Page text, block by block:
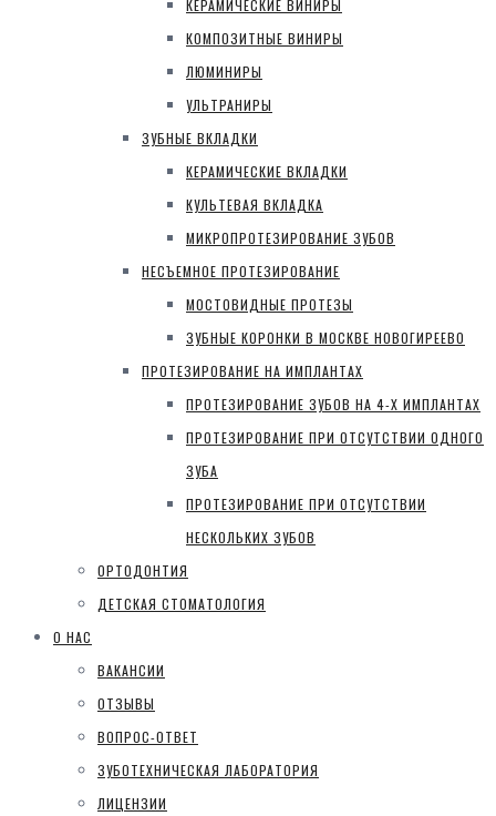
КЕРАМИЧЕСКИЕ ВИНИРЫ
КОМПОЗИТНЫЕ ВИНИРЫ
ЛЮМИНИРЫ
УЛЬТРАНИРЫ
ЗУБНЫЕ ВКЛАДКИ
КЕРАМИЧЕСКИЕ ВКЛАДКИ
КУЛЬТЕВАЯ ВКЛАДКА
МИКРОПРОТЕЗИРОВАНИЕ ЗУБОВ
НЕСЪЕМНОЕ ПРОТЕЗИРОВАНИЕ
МОСТОВИДНЫЕ ПРОТЕЗЫ
ЗУБНЫЕ КОРОНКИ В МОСКВЕ НОВОГИРЕЕВО
ПРОТЕЗИРОВАНИЕ НА ИМПЛАНТАХ
ПРОТЕЗИРОВАНИЕ ЗУБОВ НА 4-Х ИМПЛАНТАХ
ПРОТЕЗИРОВАНИЕ ПРИ ОТСУТСТВИИ ОДНОГО
ЗУБА
ПРОТЕЗИРОВАНИЕ ПРИ ОТСУТСТВИИ
НЕСКОЛЬКИХ ЗУБОВ
ОРТОДОНТИЯ
ДЕТСКАЯ СТОМАТОЛОГИЯ
О НАС
ВАКАНСИИ
ОТЗЫВЫ
ВОПРОС-ОТВЕТ
ЗУБОТЕХНИЧЕСКАЯ ЛАБОРАТОРИЯ
ЛИЦЕНЗИИ